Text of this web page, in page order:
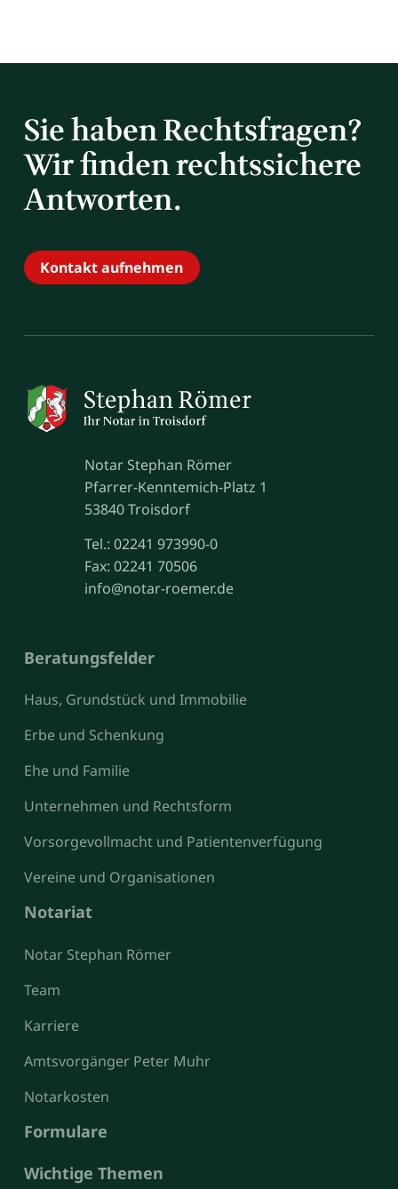
Sie haben Rechtsfragen?
Wir finden rechtssichere
Antworten.
Kontakt aufnehmen
Notar Stephan Römer
Pfarrer-Kenntemich-Platz 1
53840 Troisdorf
Tel.: 02241 973990-0
Fax: 02241 70506
info@notar-roemer.de
Beratungsfelder
Haus, Grundstück und Immobilie
Erbe und Schenkung
Ehe und Familie
Unternehmen und Rechtsform
Vorsorgevollmacht und Patientenverfügung
Vereine und Organisationen
Notariat
Notar Stephan Römer
Team
Karriere
Amtsvorgänger Peter Muhr
Notarkosten
Formulare
Wichtige Themen